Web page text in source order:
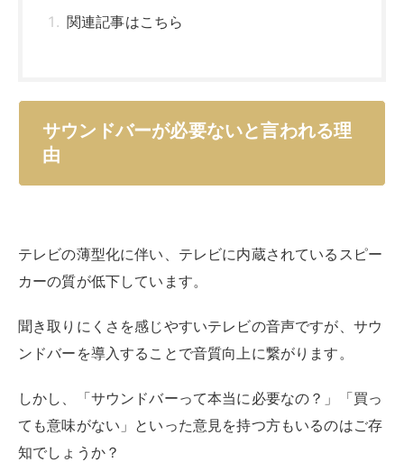
関連記事はこちら
サウンドバーが必要ないと言われる理
由
テレビの薄型化に伴い、テレビに内蔵されているスピー
カーの質が低下しています。
聞き取りにくさを感じやすいテレビの音声ですが、サウ
ンドバーを導入することで音質向上に繋がります。
しかし、「サウンドバーって本当に必要なの？」「買っ
ても意味がない」といった意見を持つ方もいるのはご存
知でしょうか？